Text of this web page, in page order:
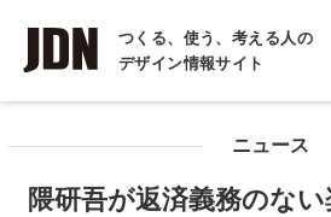
つくる、使う、考える人の
デザイン情報サイト
INTERVIEW
インタビュー
ニュース
隈研吾が返済義務のな